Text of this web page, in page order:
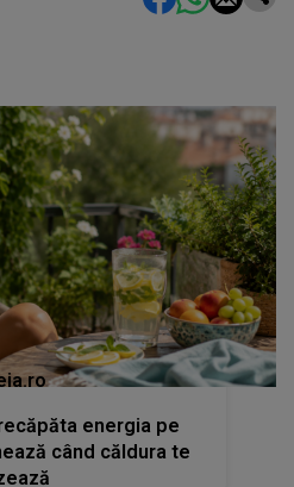
energia pe
când căldura te